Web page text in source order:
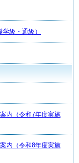
級・通級）
内（令和7年度実施
内（令和8年度実施